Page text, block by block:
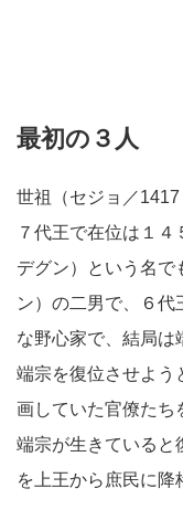
最初の３人
世祖（セジョ／1417
７代王で在位は１
デグン）という名で
ン）の二男で、６
な野心家で、結局は
端宗を復位させよう
画していた官僚たち
端宗が生きていると
を上王から庶民に降